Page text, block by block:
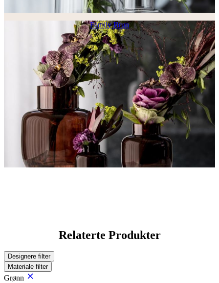
Family Brun
Relaterte Produkter
Designere filter
Materiale filter
Grønn